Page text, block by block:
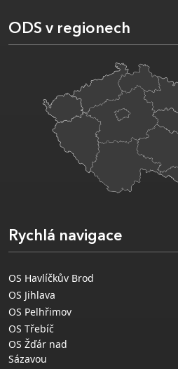
ODS v regionech
Rychlá navigace
OS Havlíčkův Brod
OS Jihlava
OS Pelhřimov
OS Třebíč
OS Žďár nad
Sázavou